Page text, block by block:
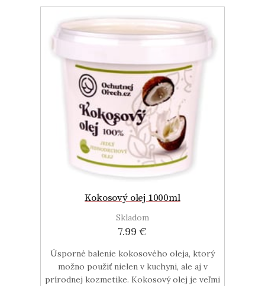
Kokosový olej 1000ml
Skladom
7.99 €
Úsporné balenie kokosového oleja, ktorý
možno použiť nielen v kuchyni, ale aj v
prírodnej kozmetike. Kokosový olej je veľmi